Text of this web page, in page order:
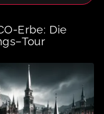
Erbe: Die